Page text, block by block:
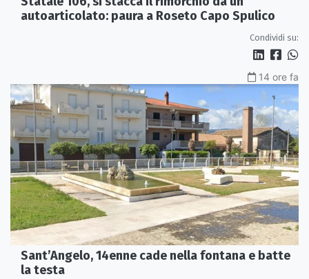
autoarticolato: paura a Roseto Capo Spulico
Condividi su:
14 ore fa
Sant’Angelo, 14enne cade nella fontana e batte
la testa